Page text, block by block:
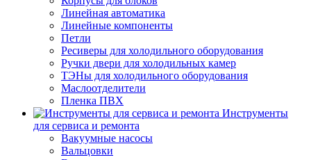
Линейная автоматика
Линейные компоненты
Петли
Ресиверы для холодильного оборудования
Ручки двери для холодильных камер
ТЭНы для холодильного оборудования
Маслоотделители
Пленка ПВХ
Инструменты
для сервиса и ремонта
Вакуумные насосы
Вальцовки